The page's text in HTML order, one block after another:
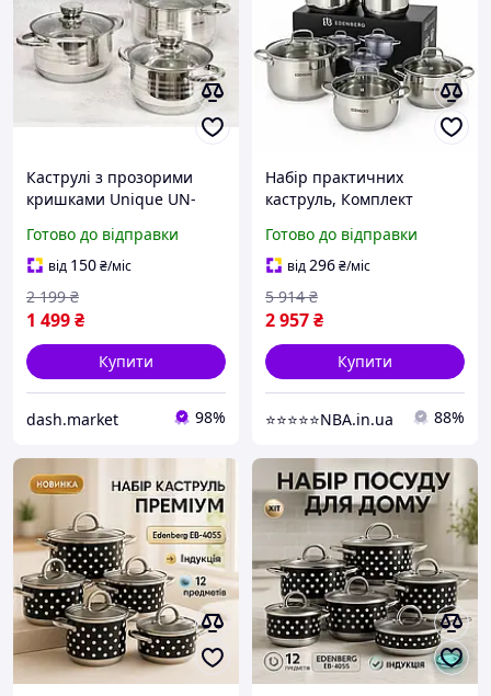
Каструлі з прозорими
кришками Unique UN-
каструль з нержавіючої
сталі з капсульним дном
Готово до відправки
від 150₴/міс
1 499₴
2 199 ₴
Купити
dash.market 98%
Набір практичних
каструль, Комплект
антипригарних з
кришкою VY-71
Готово до відправки
від296₴/міс
2 957₴
5 914 ₴
Купити
⭐️⭐️⭐️⭐️⭐️NBA.in.ua 88%